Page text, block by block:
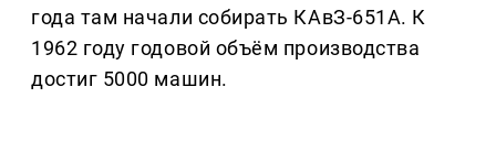
года там начали собирать КАвЗ-651А. К
1962 году годовой объём производства
достиг 5000 машин.